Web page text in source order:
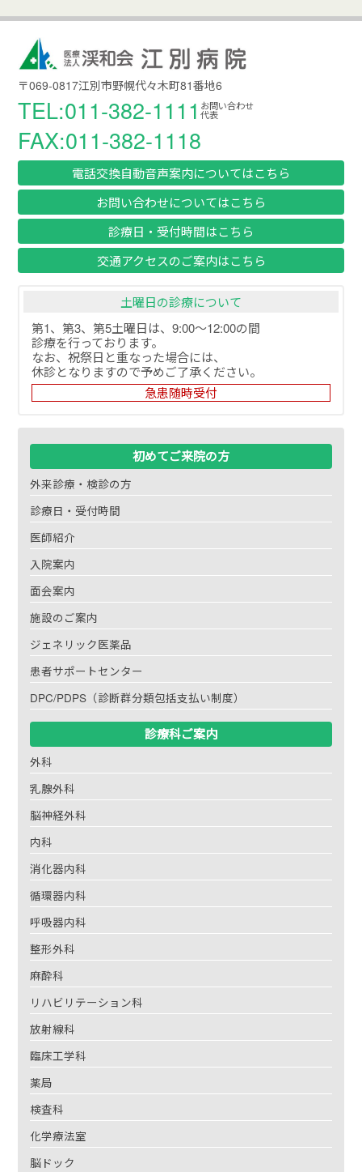
〒069-0817江別市野幌代々木町81番地6
TEL:011-382-1111お問い合わせ
代表
FAX:011-382-1118
電話交換自動音声案内についてはこちら
お問い合わせについてはこちら
診療日・受付時間はこちら
交通アクセスのご案内はこちら
土曜日の診療について
第1、第3、第5土曜日は、9:00～12:00の間
診療を行っております。
なお、祝祭日と重なった場合には、
休診となりますので予めご了承ください。
急患随時受付
初めてご来院の方
外来診療・検診の方
診療日・受付時間
医師紹介
入院案内
面会案内
施設のご案内
ジェネリック医薬品
患者サポートセンター
DPC/PDPS（診断群分類包括支払い制度）
診療科ご案内
外科
乳腺外科
脳神経外科
内科
消化器内科
循環器内科
呼吸器内科
整形外科
麻酔科
リハビリテーション科
放射線科
臨床工学科
薬局
検査科
化学療法室
脳ドック